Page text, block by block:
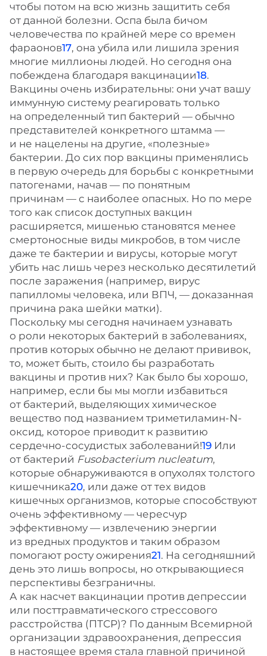
чтобы потом на всю жизнь защитить себя
от данной болезни. Оспа была бичом
человечества по крайней мере со времен
фараонов17, она убила или лишила зрения
многие миллионы людей. Но сегодня она
побеждена благодаря вакцинации18.
Вакцины очень избирательны: они учат вашу
иммунную систему реагировать только
на определенный тип бактерий — обычно
представителей конкретного штамма —
и не нацелены на другие, «полезные»
бактерии. До сих пор вакцины применялись
в первую очередь для борьбы с конкретными
патогенами, начав — по понятным
причинам — с наиболее опасных. Но по мере
того как список доступных вакцин
расширяется, мишенью становятся менее
смертоносные виды микробов, в том числе
даже те бактерии и вирусы, которые могут
убить нас лишь через несколько десятилетий
после заражения (например, вирус
папилломы человека, или ВПЧ, — доказанная
причина рака шейки матки).
Поскольку мы сегодня начинаем узнавать
о роли некоторых бактерий в заболеваниях,
против которых обычно не делают прививок,
то, может быть, стоило бы разработать
вакцины и против них? Как было бы хорошо,
например, если бы мы могли избавиться
от бактерий, выделяющих химическое
вещество под названием триметиламин-N-
оксид, которое приводит к развитию
сердечно-сосудистых заболеваний!19 Или
от бактерий Fusobacterium nucleatum,
которые обнаруживаются в опухолях толстого
кишечника20, или даже от тех видов
кишечных организмов, которые способствуют
очень эффективному — чересчур
эффективному — извлечению энергии
из вредных продуктов и таким образом
помогают росту ожирения21. На сегодняшний
день это лишь вопросы, но открывающиеся
перспективы безграничны.
А как насчет вакцинации против депрессии
или посттравматического стрессового
расстройства (ПТСР)? По данным Всемирной
организации здравоохранения, депрессия
в настоящее время стала главной причиной